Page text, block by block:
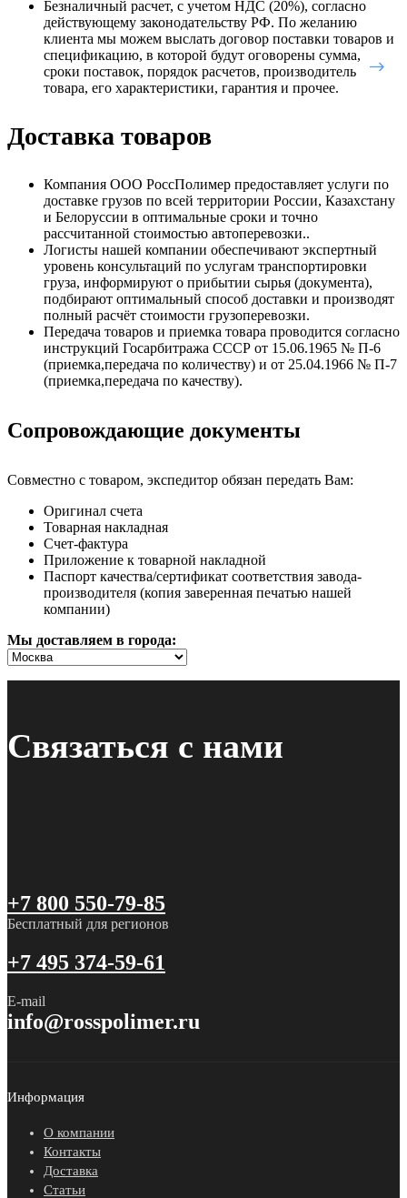
Безналичный расчет, с учетом НДС (20%), согласно
действующему законодательству РФ. По желанию
клиента мы можем выслать договор поставки товаров и
спецификацию, в которой будут оговорены сумма,
сроки поставок, порядок расчетов, производитель
товара, его характеристики, гарантия и прочее.
Доставка товаров
Компания ООО РоссПолимер предоставляет услуги по
доставке грузов по всей территории России, Казахстану
и Белоруссии в оптимальные сроки и точно
рассчитанной стоимостью автоперевозки..
Логисты нашей компании обеспечивают экспертный
уровень консультаций по услугам транспортировки
груза, информируют о прибытии сырья (документа),
подбирают оптимальный способ доставки и производят
полный расчёт стоимости грузоперевозки.
Передача товаров и приемка товара проводится согласно
инструкций Госарбитража СССР от 15.06.1965 № П-6
(приемка,передача по количеству) и от 25.04.1966 № П-7
(приемка,передача по качеству).
Сопровождающие документы
Совместно с товаром, экспедитор обязан передать Вам:
Оригинал счета
Товарная накладная
Счет-фактура
Приложение к товарной накладной
Паспорт качества/сертификат соответствия завода-
производителя (копия заверенная печатью нашей
компании)
Мы доставляем в города:
Связаться с нами
+7 800 550-79-85
Бесплатный для регионов
+7 495 374-59-61
E-mail
info@rosspolimer.ru
Информация
О компании
Контакты
Доставка
Статьи